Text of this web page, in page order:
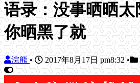
语录：没事晒晒
你晒黑了就
浣熊• 2017年8月17日 pm8:32•